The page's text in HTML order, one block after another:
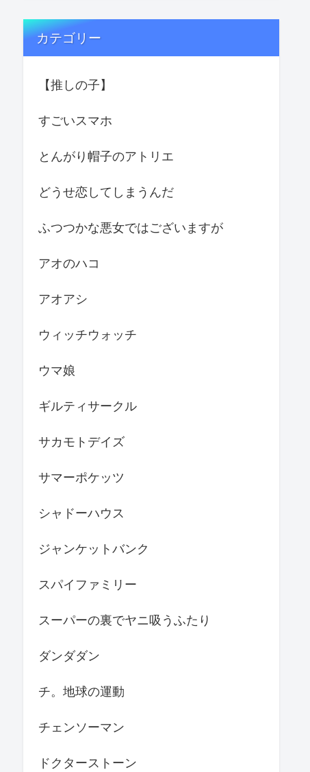
カテゴリー
【推しの子】
すごいスマホ
とんがり帽子のアトリエ
どうせ恋してしまうんだ
ふつつかな悪女ではございますが
アオのハコ
アオアシ
ウィッチウォッチ
ウマ娘
ギルティサークル
サカモトデイズ
サマーポケッツ
シャドーハウス
ジャンケットバンク
スパイファミリー
スーパーの裏でヤニ吸うふたり
ダンダダン
チ。地球の運動
チェンソーマン
ドクターストーン